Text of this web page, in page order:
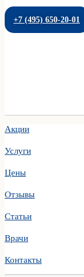
+7 (495) 650-20-01
Акции
Услуги
Цены
Отзывы
Статьи
Врачи
Контакты